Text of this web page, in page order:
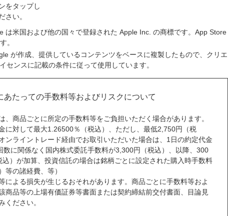
をタップし
さい。
は米国および他の国々で登録された Apple Inc. の商標です。App Store
。
が作成、提供しているコンテンツをベースに複製したもので、クリエ
センスに記載の条件に従って使用しています。
あたっての手数料等およびリスクについて
、商品ごとに所定の手数料等をご負担いただく場合があります。
に対して最大1.26500％（税込）、ただし、最低2,750円（税
ンライントレード経由でお取引いただいた場合は、1日の約定代金
に関係なく国内株式委託手数料が3,300円（税込）、以降、300
）が加算、投資信託の場合は銘柄ごとに設定された購入時手数料
等の諸経費、等）
による損失が生じるおそれがあります。商品ごとに手数料等およ
商品等の上場有価証券等書面または契約締結前交付書面、目論見
ください。